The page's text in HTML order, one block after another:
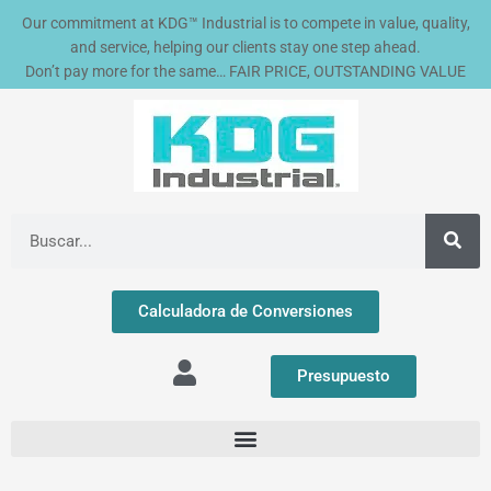
Our commitment at KDG™ Industrial is to compete in value, quality,
and service, helping our clients stay one step ahead.
Don’t pay more for the same… FAIR PRICE, OUTSTANDING VALUE
Calculadora de Conversiones
Presupuesto